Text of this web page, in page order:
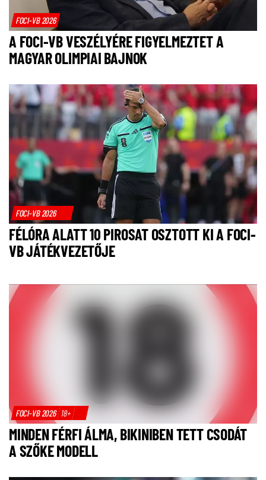
FOCI-VB 2026
A FOCI-VB VESZÉLYÉRE FIGYELMEZTET A
MAGYAR OLIMPIAI BAJNOK
FOCI-VB 2026
FÉLÓRA ALATT 10 PIROSAT OSZTOTT KI A FOCI-
VB JÁTÉKVEZETŐJE
FOCI-VB 2026 18+
MINDEN FÉRFI ÁLMA, BIKINIBEN TETT CSODÁT
A SZŐKE MODELL